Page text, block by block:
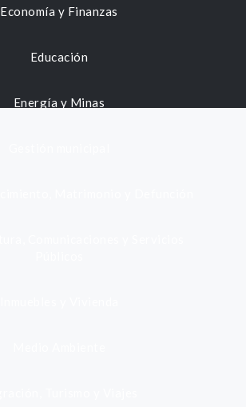
Economía y Finanzas
Educación
Energía y Minas